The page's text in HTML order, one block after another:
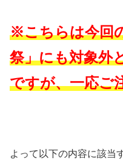
※こちらは今回
祭」にも対象外
ですが、一応ご
よって以下の内容に該当